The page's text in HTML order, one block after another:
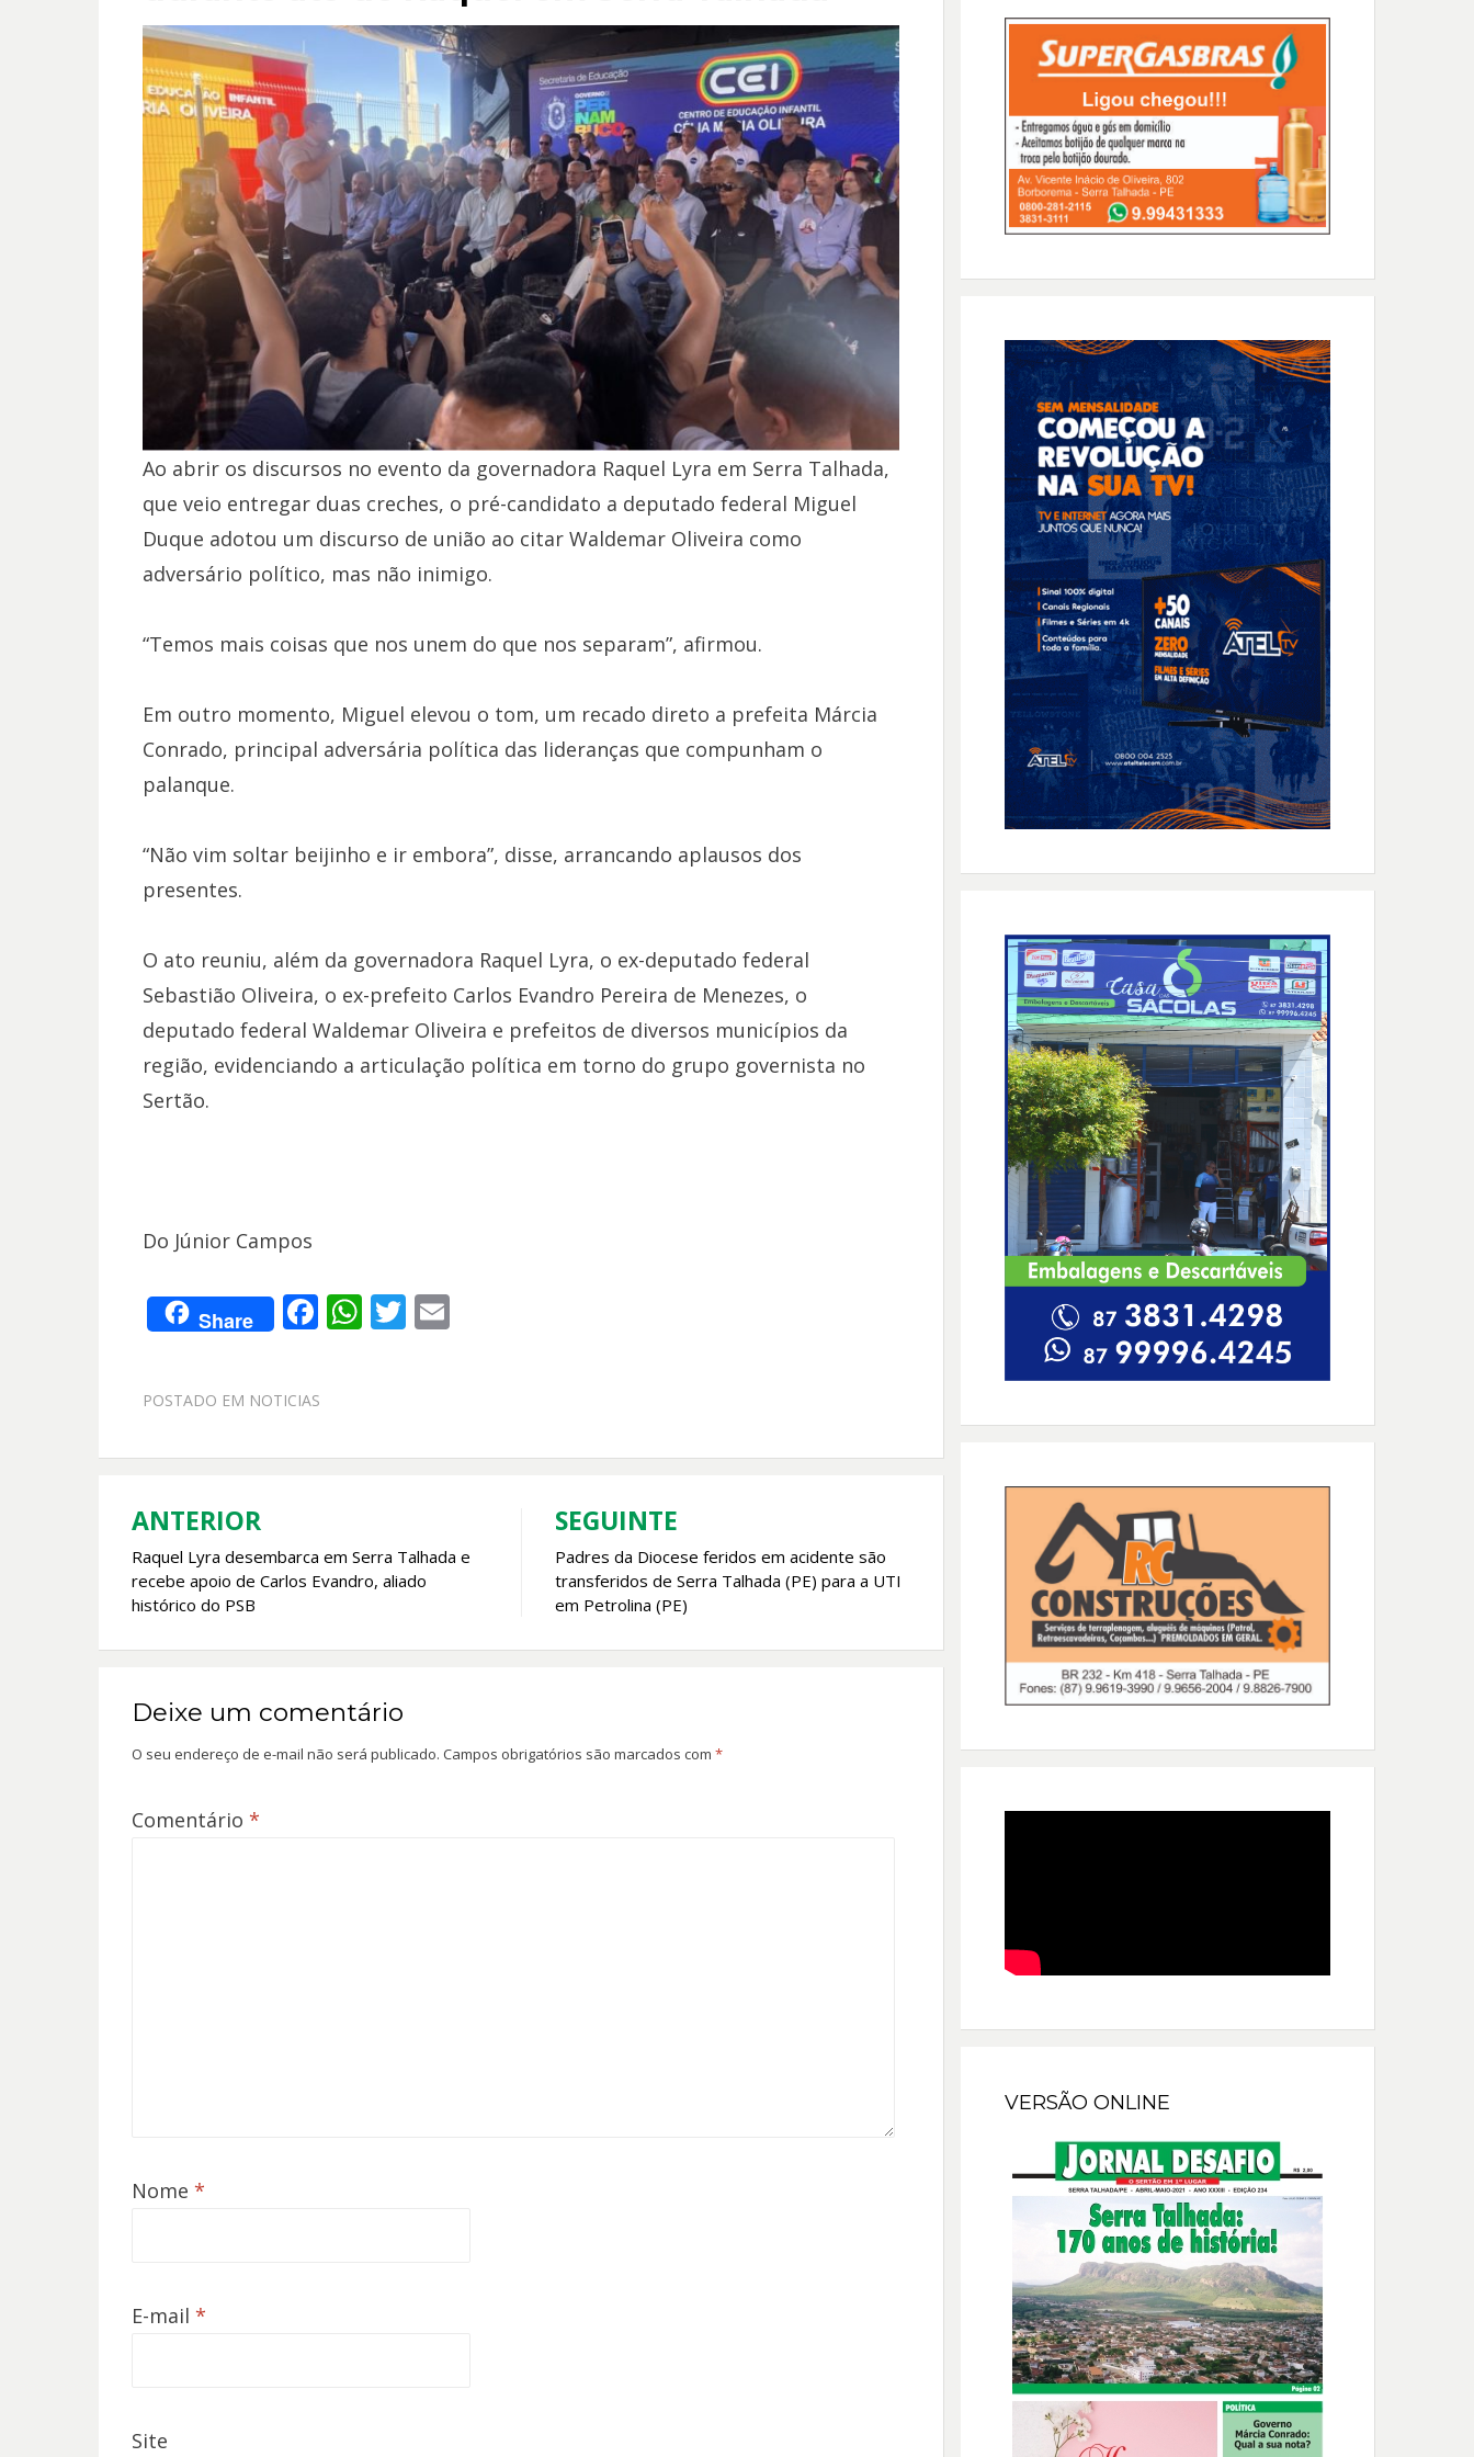
Ao abrir os discursos no evento da governadora Raquel Lyra em Serra Talhada,
que veio entregar duas creches, o pré-candidato a deputado federal Miguel
Duque adotou um discurso de união ao citar Waldemar Oliveira como
adversário político, mas não inimigo.
“Temos mais coisas que nos unem do que nos separam”, afirmou.
Em outro momento, Miguel elevou o tom, um recado direto a prefeita Márcia
Conrado, principal adversária política das lideranças que compunham o
palanque.
“Não vim soltar beijinho e ir embora”, disse, arrancando aplausos dos
presentes.
O ato reuniu, além da governadora Raquel Lyra, o ex-deputado federal
Sebastião Oliveira, o ex-prefeito Carlos Evandro Pereira de Menezes, o
deputado federal Waldemar Oliveira e prefeitos de diversos municípios da
região, evidenciando a articulação política em torno do grupo governista no
Sertão.
Do Júnior Campos
Share F
b
o
W
A
T E
POSTADO EM NOTICIAS
Navegação
de
Post
ANTERIOR
Raquel Lyra desembarca em Serra Talhada e
recebe apoio de Carlos Evandro, aliado
histórico do PSB
SEGUINTE
Padres da Diocese feridos em acidente são
transferidos de Serra Talhada (PE) para a UTI
em Petrolina (PE)
Deixe um comentário
O seu endereço de e-mail não será publicado. Campos obrigatórios são marcados com *
Comentário *
Nome *
E-mail *
Site
VERSÃO ONLINE